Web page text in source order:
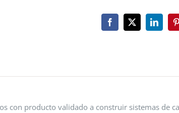
Facebook
X LinkedIn
con producto validado a construir sistemas de